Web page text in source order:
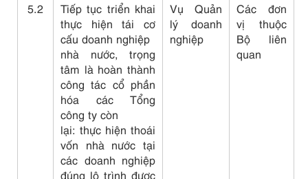
5.2
Tiếp tục triển khai
thực hiện tái cơ
cấu doanh nghiệp
nhà nước, trọng
tâm là hoàn thành
công tác cổ phần
hóa các Tổng
công ty còn
lại: thực hiện thoái
vốn nhà nước tại
các doanh nghiệp
đúng lộ trình được
Vụ Quản
lý doanh
nghiệp
Các đơn
vị thuộc
Bộ liên
quan